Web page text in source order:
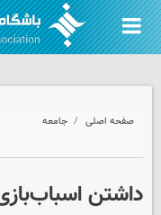
صفحه اصلی جامعه
داشتن